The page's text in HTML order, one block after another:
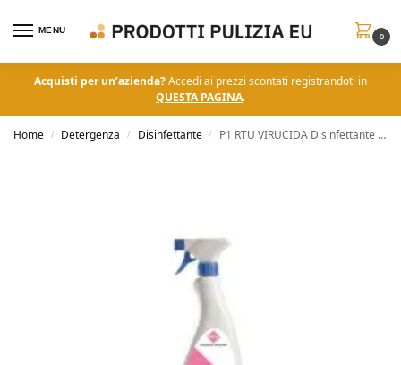
MENU
0
Acquisti per un’azienda?Accedi ai prezzi scontati registrandoti in
QUESTA PAGINA.
Home / Detergenza / Disinfettante / P1 RTU VIRUCIDA Disinfettante Pronto all’Uso Virucida